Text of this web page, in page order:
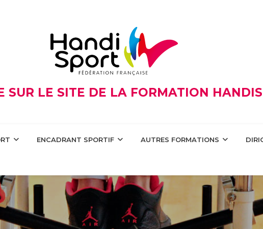
SUR LE SITE DE LA FORMATION
ENCADRANT SPORTIF AUTRES FORMATIONS